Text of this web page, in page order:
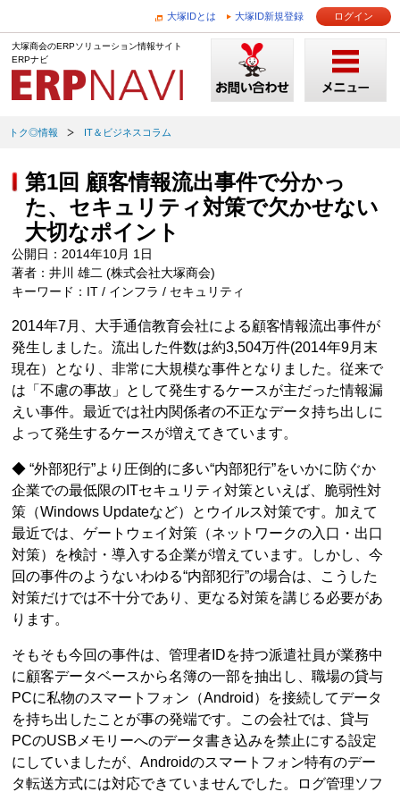
大塚IDとは 大塚ID新規登録 ログイン
大塚商会のERPソリューション情報サイト
ERPナビ
トク◎情報 IT＆ビジネスコラム
第1回 顧客情報流出事件で分かっ
た、セキュリティ対策で欠かせない
大切なポイント
公開日：2014年10月 1日
著者：井川 雄二 (株式会社大塚商会)
キーワード：IT / インフラ / セキュリティ
2014年7月、大手通信教育会社による顧客情報流出事件が
発生しました。流出した件数は約3,504万件(2014年9月末
現在）となり、非常に大規模な事件となりました。従来で
は「不慮の事故」として発生するケースが主だった情報漏
えい事件。最近では社内関係者の不正なデータ持ち出しに
よって発生するケースが増えてきています。
◆ “外部犯行”より圧倒的に多い“内部犯行”をいかに防ぐか
企業での最低限のITセキュリティ対策といえば、脆弱性対
策（Windows Updateなど）とウイルス対策です。加えて
最近では、ゲートウェイ対策（ネットワークの入口・出口
対策）を検討・導入する企業が増えています。しかし、今
回の事件のようないわゆる“内部犯行”の場合は、こうした
対策だけでは不十分であり、更なる対策を講じる必要があ
ります。
そもそも今回の事件は、管理者IDを持つ派遣社員が業務中
に顧客データベースから名簿の一部を抽出し、職場の貸与
PCに私物のスマートフォン（Android）を接続してデータ
を持ち出したことが事の発端です。この会社では、貸与
PCのUSBメモリーへのデータ書き込みを禁止にする設定
にしていましたが、Androidのスマートフォン特有のデー
タ転送方式には対応できていませんでした。ログ管理ソフ